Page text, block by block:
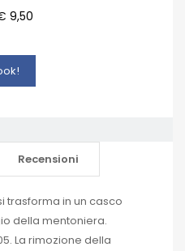
9,50
Recensioni
trasforma in un casco
della mentoniera.
La rimozione della